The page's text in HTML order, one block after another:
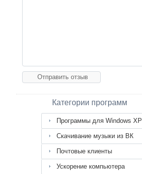
Категории программ
Программы для Windows XP
Скачивание музыки из ВК
Почтовые клиенты
Ускорение компьютера